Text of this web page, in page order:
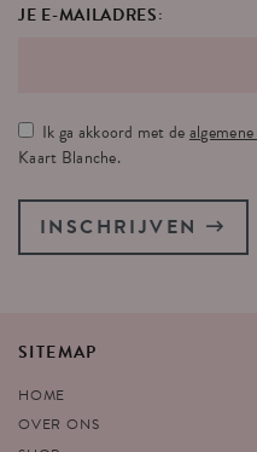
JE E-MAILADRES:
Ik ga akkoord met de
Kaart Blanche.
INSCHRIJVEN
SITEMAP
HOME
OVER ONS